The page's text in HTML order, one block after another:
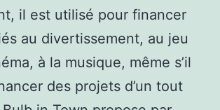
il est utilisé pour financer
au divertissement, au jeu
à la musique, même s’il
des projets d’un tout